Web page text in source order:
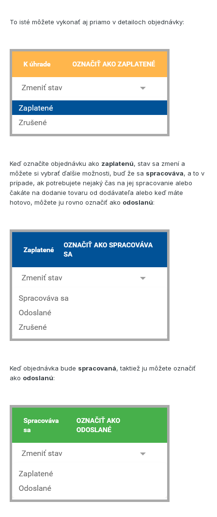
To isté môžete vykonať aj priamo v detailoch objednávky:
Keď označíte objednávku ako zaplatenú, stav sa zmení a
môžete si vybrať ďalšie možnosti, buď že sa spracováva, a to v
prípade, ak potrebujete nejaký čas na jej spracovanie alebo
čakáte na dodanie tovaru od dodávateľa alebo keď máte
hotovo, môžete ju rovno označiť ako odoslanú:
Keď objednávka bude spracovaná, taktiež ju môžete označiť
ako odoslanú: